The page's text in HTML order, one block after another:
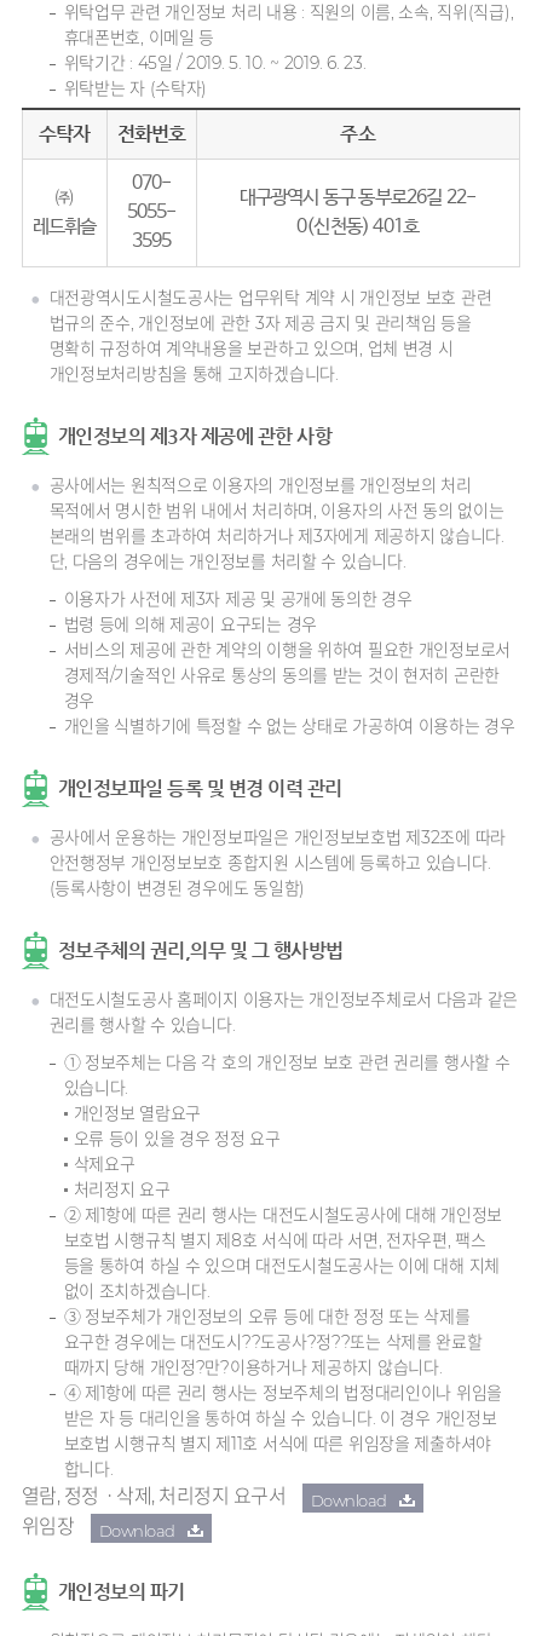
위탁업무 관련 개인정보 처리 내용 : 직원의 이름, 소속, 직위(직급),
휴대폰번호, 이메일 등
위탁기간 : 45일 / 2019. 5. 10. ~ 2019. 6. 23.
위탁받는 자 (수탁자)
수탁자 전화번호 주소
㈜
레드휘슬
070-
5055-
3595
대구광역시 동구 동부로26길 22-
0(신천동) 401호
대전광역시도시철도공사는 업무위탁 계약 시 개인정보 보호 관련
법규의 준수, 개인정보에 관한 3자 제공 금지 및 관리책임 등을
명확히 규정하여 계약내용을 보관하고 있으며, 업체 변경 시
개인정보처리방침을 통해 고지하겠습니다.
개인정보의 제3자 제공에 관한 사항
공사에서는 원칙적으로 이용자의 개인정보를 개인정보의 처리
목적에서 명시한 범위 내에서 처리하며, 이용자의 사전 동의 없이는
본래의 범위를 초과하여 처리하거나 제3자에게 제공하지 않습니다.
단, 다음의 경우에는 개인정보를 처리할 수 있습니다.
이용자가 사전에 제3자 제공 및 공개에 동의한 경우
법령 등에 의해 제공이 요구되는 경우
서비스의 제공에 관한 계약의 이행을 위하여 필요한 개인정보로서
경제적/기술적인 사유로 통상의 동의를 받는 것이 현저히 곤란한
경우
개인을 식별하기에 특정할 수 없는 상태로 가공하여 이용하는 경우
개인정보파일 등록 및 변경 이력 관리
공사에서 운용하는 개인정보파일은 개인정보보호법 제32조에 따라
안전행정부 개인정보보호 종합지원 시스템에 등록하고 있습니다.
(등록사항이 변경된 경우에도 동일함)
정보주체의 권리,의무 및 그 행사방법
대전도시철도공사 홈페이지 이용자는 개인정보주체로서 다음과 같은
권리를 행사할 수 있습니다.
① 정보주체는 다음 각 호의 개인정보 보호 관련 권리를 행사할 수
있습니다.
개인정보 열람요구
오류 등이 있을 경우 정정 요구
삭제요구
처리정지 요구
② 제1항에 따른 권리 행사는 대전도시철도공사에 대해 개인정보
보호법 시행규칙 별지 제8호 서식에 따라 서면, 전자우편, 팩스
등을 통하여 하실 수 있으며 대전도시철도공사는 이에 대해 지체
없이 조치하겠습니다.
③ 정보주체가 개인정보의 오류 등에 대한 정정 또는 삭제를
요구한 경우에는 대전도시??도공사?정??또는 삭제를 완료할
때까지 당해 개인정?만?이용하거나 제공하지 않습니다.
④ 제1항에 따른 권리 행사는 정보주체의 법정대리인이나 위임을
받은 자 등 대리인을 통하여 하실 수 있습니다. 이 경우 개인정보
보호법 시행규칙 별지 제11호 서식에 따른 위임장을 제출하셔야
합니다.
열람, 정정ㆍ삭제, 처리정지 요구서 Download
위임장 Download
개인정보의 파기